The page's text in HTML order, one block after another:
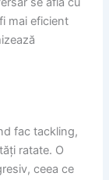
mai eficient
fac tackling,
ratate. O
ceea ce